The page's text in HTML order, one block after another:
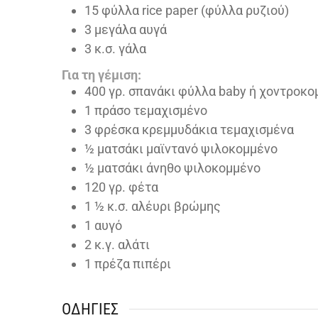
15φύλλα rice paper (φύλλα ρυζιού)
3 μεγάλα αυγά
3 κ.σ. γάλα
Για τη γέμιση:
400 γρ. σπανάκι φύλλα baby ή
1 πράσο τεμαχισμένο
3 φρέσκα κρεμμυδάκια τεμαχισμένα
½ ματσάκι μαϊντανό ψιλοκομμένο
½ ματσάκι άνηθο ψιλοκομμένο
120 γρ. φέτα
1 ½ κ.σ. αλέυρι βρώμης
1 αυγό
2 κ.γ. αλάτι
1 πρέζα πιπέρι
ΟΔΗΓΊΕΣ